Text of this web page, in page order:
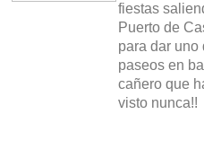
fiestas
Puerto de
para dar uno
paseos en
cañero que
visto nunca!!